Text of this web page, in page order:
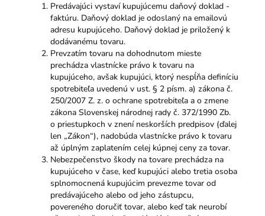
Predávajúci vystaví kupujúcemu daňový doklad -
faktúru. Daňový doklad je odoslaný na emailovú
adresu kupujúceho. Daňový doklad je priložený k
dodávanému tovaru.
Prevzatím tovaru na dohodnutom mieste
prechádza vlastnícke právo k tovaru na
kupujúceho, avšak kupujúci, ktorý nespĺňa definíciu
spotrebiteľa uvedenú v ust. § 2 písm. a) zákona č.
250/2007 Z. z. o ochrane spotrebiteľa a o zmene
zákona Slovenskej národnej rady č. 372/1990 Zb.
o priestupkoch v znení neskorších predpisov (ďalej
len „Zákon“), nadobúda vlastnícke právo k tovaru
až úplným zaplatením celej kúpnej ceny za tovar.
Nebezpečenstvo škody na tovare prechádza na
kupujúceho v čase, keď kupujúci alebo tretia osoba
splnomocnená kupujúcim prevezme tovar od
predávajúceho alebo od jeho zástupcu,
povereného doručiť tovar, alebo keď tak neurobí